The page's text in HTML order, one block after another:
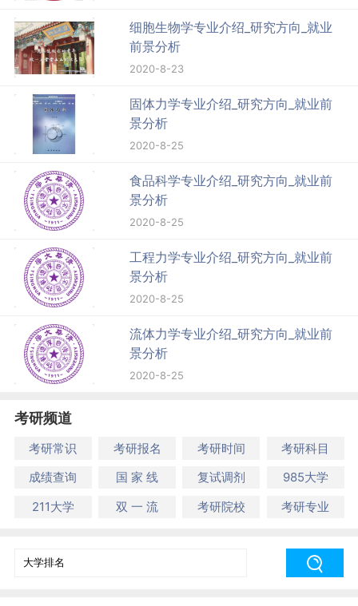
细胞生物学专业介绍_研究方向_就业
前景分析
2020-8-23
固体力学专业介绍_研究方向_就业前
景分析
2020-8-25
食品科学专业介绍_研究方向_就业前
景分析
2020-8-25
工程力学专业介绍_研究方向_就业前
景分析
2020-8-25
流体力学专业介绍_研究方向_就业前
景分析
2020-8-25
考研频道
考研常识 考研报名 考研时间
考研科目
成绩查询
国 家 线 复试调剂
985大学
211大学
双 一 流 考研院校 考研专业